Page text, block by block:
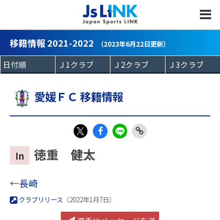
移籍情報 2021-2022 （2023年6月22日更新）
愛媛ＦＣ 移籍情報
X
eb
In 徳重 健太
←長崎
クラブリリース （2022年1月7日）